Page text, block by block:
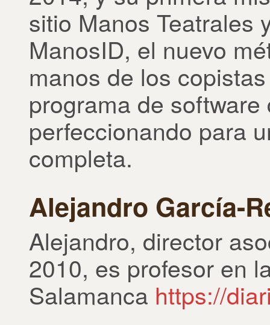
sitio Manos Teatrales
ManosID, el nuevo
manos de los
programa de
perfeccionando para
completa.
Alejandro García-
Alejandro, director
2010, es profesor en
Salamanca https://